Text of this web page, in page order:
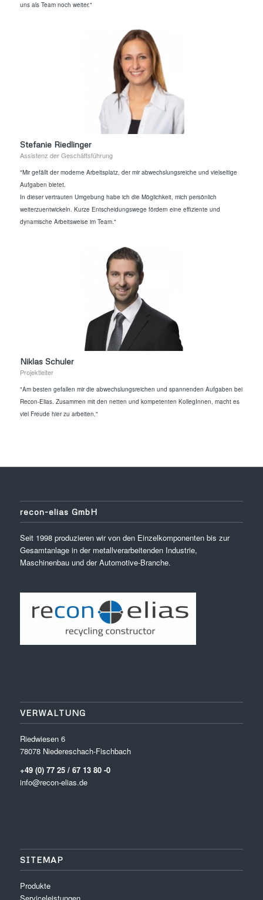
uns als Team noch weiter."
Stefanie Riedlinger
Assistenz der Geschäftsführung
"Mir gefällt der moderne Arbeitsplatz, der mir abwechslungsreiche und vielseitige
Aufgaben bietet.
In dieser vertrauten Umgebung habe ich die Möglichkeit, mich persönlich
weiterzuentwickeln. Kurze Entscheidungswege fördern eine effiziente und
dynamische Arbeitsweise im Team."
Niklas Schuler
Projektleiter
"Am besten gefallen mir die abwechslungsreichen und spannenden Aufgaben bei
Recon-Elias. Zusammen mit den netten und kompetenten KollegInnen, macht es
viel Freude hier zu arbeiten."
recon-elias GmbH
Seit 1998 produzieren wir von den Einzelkomponenten bis zur
Gesamtanlage in der metallverarbeitenden Industrie,
Maschinenbau und der Automotive-Branche.
VERWALTUNG
Riedwiesen 6
78078 Niedereschach-Fischbach
+49 (0) 77 25 / 67 13 80 -0
info@recon-elias.de
SITEMAP
Produkte